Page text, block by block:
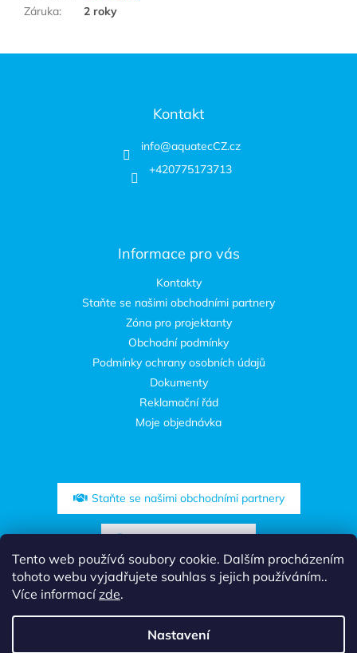
Tento web používá soubory cookie. Dalším procházením
tohoto webu vyjadřujete souhlas s jejich používáním..
Více informacízde.
Nastavení
Záruka: 2 roky
Kontakt
info@aquatecCZ.cz
+420775173713
Informace pro vás
Kontakty
Staňte se našimi obchodními partnery
Zóna pro projektanty
Obchodní podmínky
Podmínky ochrany osobních údajů
Dokumenty
Reklamační řád
Moje objednávka
Staňte se našimi obchodními partnery
Zóna pro projektanty
Vytvořil Shoptet